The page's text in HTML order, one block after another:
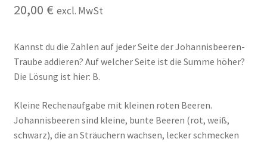
Shop
Versandarten
20,00 € excl. MwSt
Kannst du die Zahlen auf jeder Seite der Johannisbeeren-
Traube addieren? Auf welcher Seite ist die Summe höher?
Die Lösung ist hier: B.
Kleine Rechenaufgabe mit kleinen roten Beeren.
Johannisbeeren sind kleine, bunte Beeren (rot, weiß,
schwarz), die an Sträuchern wachsen, lecker schmecken